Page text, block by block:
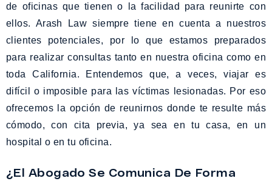
de oficinas que tienen o la facilidad para reunirte con
ellos. Arash Law siempre tiene en cuenta a nuestros
clientes potenciales, por lo que estamos preparados
para realizar consultas tanto en nuestra oficina como en
toda California. Entendemos que, a veces, viajar es
difícil o imposible para las víctimas lesionadas. Por eso
ofrecemos la opción de reunirnos donde te resulte más
cómodo, con cita previa, ya sea en tu casa, en un
hospital o en tu oficina.
¿El Abogado Se Comunica De Forma